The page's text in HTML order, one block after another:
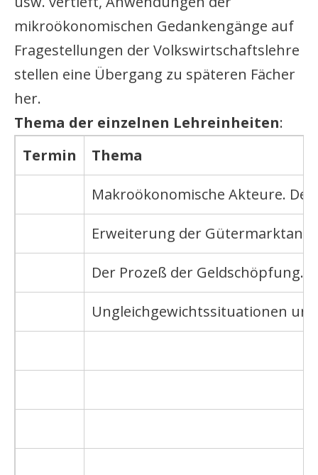
mikroökonomischen Gedankengänge auf
Fragestellungen der Volkswirtschaftslehre
stellen eine Übergang zu späteren Fächer
her.
Thema der einzelnen Lehreinheiten:
Termin
Thema
Makroökonomische Akteure.
Erweiterung der
Der Prozeß der Geldschöpfung.
Ungleichgewichtssituationen